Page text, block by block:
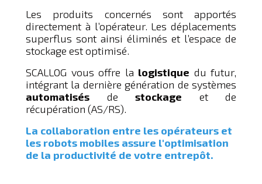
Les produits concernés sont apportés
directement à l’opérateur. Les déplacements
superflus sont ainsi éliminés et l’espace de
stockage est optimisé.
SCALLOG vous offre la logistique du futur,
intégrant la dernière génération de systèmes
automatisés de stockage et de
récupération (AS/RS).
La collaboration entre les opérateurs et
les robots mobiles assure l'optimisation
de la productivité de votre entrepôt.